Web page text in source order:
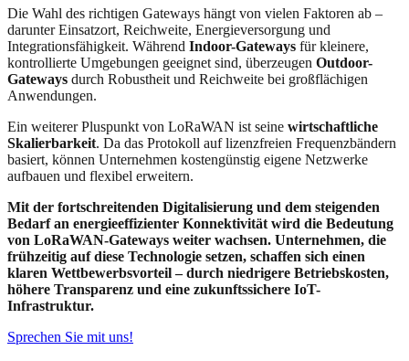
Die Wahl des richtigen Gateways hängt von vielen Faktoren ab –
darunter Einsatzort, Reichweite, Energieversorgung und
Integrationsfähigkeit. Während Indoor-Gateways für kleinere,
kontrollierte Umgebungen geeignet sind, überzeugen Outdoor-
Gateways durch Robustheit und Reichweite bei großflächigen
Anwendungen.
Ein weiterer Pluspunkt von LoRaWAN ist seine wirtschaftliche
Skalierbarkeit. Da das Protokoll auf lizenzfreien Frequenzbändern
basiert, können Unternehmen kostengünstig eigene Netzwerke
aufbauen und flexibel erweitern.
Mit der fortschreitenden Digitalisierung und dem steigenden
Bedarf an energieeffizienter Konnektivität wird die Bedeutung
von LoRaWAN-Gateways weiter wachsen. Unternehmen, die
frühzeitig auf diese Technologie setzen, schaffen sich einen
klaren Wettbewerbsvorteil – durch niedrigere Betriebskosten,
höhere Transparenz und eine zukunftssichere IoT-
Infrastruktur.
Sprechen Sie mit uns!